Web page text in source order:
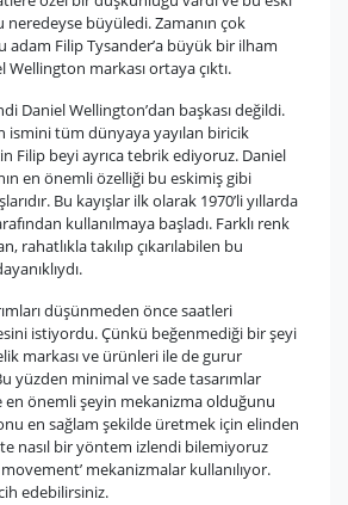
büyüledi. Zamanın çok
adam Filip Tysander’a büyük bir ilham
markası ortaya çıktı.
Daniel Wellington’dan başkası değildi.
ismini tüm dünyaya yayılan biricik
Filip beyi ayrıca tebrik ediyoruz. Daniel
en önemli özelliği bu eskimiş gibi
Bu kayışlar ilk olarak 1970’li yıllarda
kullanılmaya başladı. Farklı renk
rahatlıkla takılıp çıkarılabilen bu
düşünmeden önce saatleri
istiyordu. Çünkü beğenmediği bir şeyi
markası ve ürünleri ile de gurur
yüzden minimal ve sade tasarımlar
önemli şeyin mekanizma olduğunu
en sağlam şekilde üretmek için elinden
nasıl bir yöntem izlendi bilemiyoruz
mekanizmalar kullanılıyor.
edebilirsiniz.